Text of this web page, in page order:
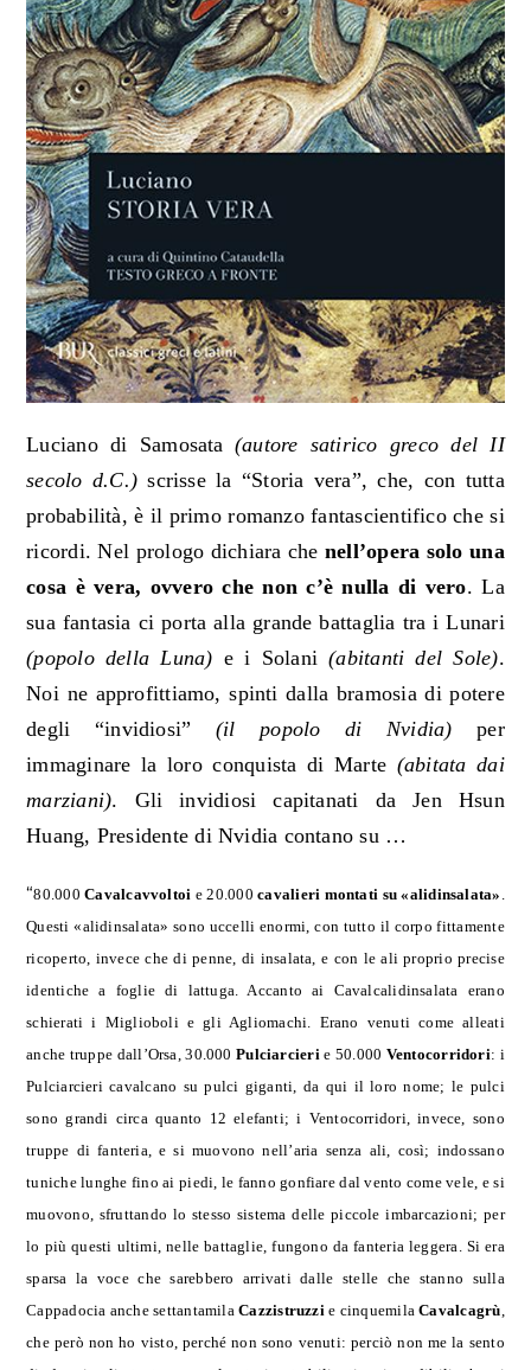
Luciano di Samosata (autore satirico greco del II
secolo d.C. ) scrisse la “Storia vera”, che, con tutta
probabilità, è il primo romanzo fantascientificoche si
ricordi. Nel prologo dichiara chenell’opera solo una
cosa è vera, ovvero che non c’è nulla di vero.La
sua fantasia ci porta alla grande battaglia tra i Lunari
(popolo della Luna) e i Solani(abitanti del Sole).
Noi ne approfittiamo, spinti dalla bramosia di potere
degli “invidiosi” (il popolo di Nvidia) per
immaginare la loro conquista di Marte (abitata dai
marziani). Gli invidiosi capitanati da Jen Hsun
Huang, Presidente di Nvidia contano su …
“80.000Cavalcavvoltoi e 20.000cavalieri montati su «alidinsalata»
Questi «alidinsalata» sono uccelli enormi, con tutto il corpo fittamente
ricoperto, invece che di penne, di insalata, e con le ali proprio precise
identiche a foglie di lattuga. Accanto ai Cavalcalidinsalata erano
schierati i Miglioboli e gli Agliomachi. Erano venuti come alleati
anche truppe dall ’Orsa, 30.000Pulciarcieri e 50.000 Ventocorridori: i
Pulciarcieri cavalcano su pulci giganti, da qui il loro nome; le pulci
sono grandi circa quanto 12 elefanti; i Ventocorridori, invece, sono
truppe di fanteria, e si muovono nell’aria senza ali, così; indossano
tuniche lunghe fino ai piedi, le fanno gonfiare dal vento come vele, e si
muovono, sfruttando lo stesso sistema delle piccole imbarcazioni; per
lo più questi ultimi, nelle battaglie, fungono da fanteria leggera. Si era
sparsa la voce che sarebbero arrivati dalle stelle che stanno sulla
Cappadocia anche settantamilaCazzistruzzi e cinquemilaCavalcagrù
che però non ho visto, perché non sono venuti: perciò non me la sento